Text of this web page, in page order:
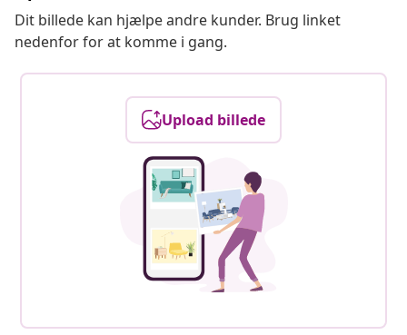
Dit billede kan hjælpe andre kunder. Brug linket
nedenfor for at komme i gang.
Upload billede